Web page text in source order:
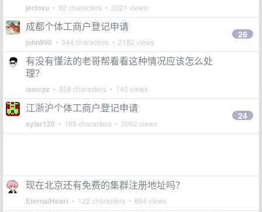
jerfoxu • 92 characters • 2021 views
成都个体工商户登记申请
john990 • 344 characters • 2182 views
26
有没有懂法的老哥帮看看这种情况应该怎么处
理？
iamcpz • 858 characters • 740 views
江浙沪个体工商户登记申请
sylar120 • 168 characters • 2062 views
24
现在北京还有免费的集群注册地址吗？
EternalHeart • 122 characters • 694 views